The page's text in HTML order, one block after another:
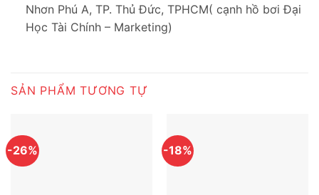
Nhơn Phú A, TP. Thủ Đức, TPHCM( cạnh hồ bơi Đại
Học Tài Chính – Marketing)
SẢN PHẨM TƯƠNG TỰ
-26% -18%